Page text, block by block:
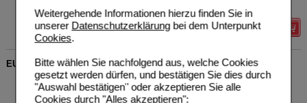
Weitergehende Informationen hierzu finden Sie in
unserer Datenschutzerklärungbei dem Unterpunkt
Cookies.
Bitte wählen Sie nachfolgend aus, welche Cookies
gesetzt werden dürfen, und bestätigen Sie dies durch
"Auswahl bestätigen" oder akzeptieren Sie alle
Cookies durch "Alles akzeptieren":
Details
EUBOS SENSITIVE Hand Repair & Schutz Creme
Dr. Hobein (Nachf.) GmbH
02766835
25 ml Creme
UVP**
Unser Preis